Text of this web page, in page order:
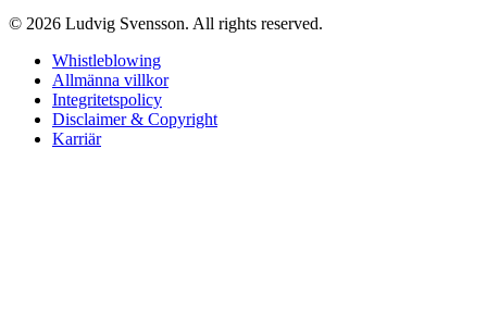
© 2026 Ludvig Svensson. All rights reserved.
Whistleblowing
Allmänna villkor
Integritetspolicy
Disclaimer & Copyright
Karriär